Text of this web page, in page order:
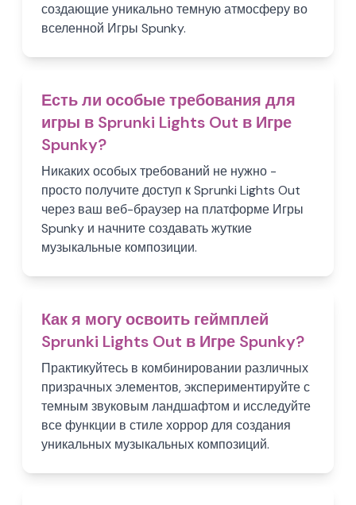
создающие уникально темную атмосферу во
вселенной Игры Spunky.
Есть ли особые требования для
игры в Sprunki Lights Out в Игре
Spunky?
Никаких особых требований не нужно -
просто получите доступ к Sprunki Lights Out
через ваш веб-браузер на платформе Игры
Spunky и начните создавать жуткие
музыкальные композиции.
Как я могу освоить геймплей
Sprunki Lights Out в Игре Spunky?
Практикуйтесь в комбинировании различных
призрачных элементов, экспериментируйте с
темным звуковым ландшафтом и исследуйте
все функции в стиле хоррор для создания
уникальных музыкальных композиций.